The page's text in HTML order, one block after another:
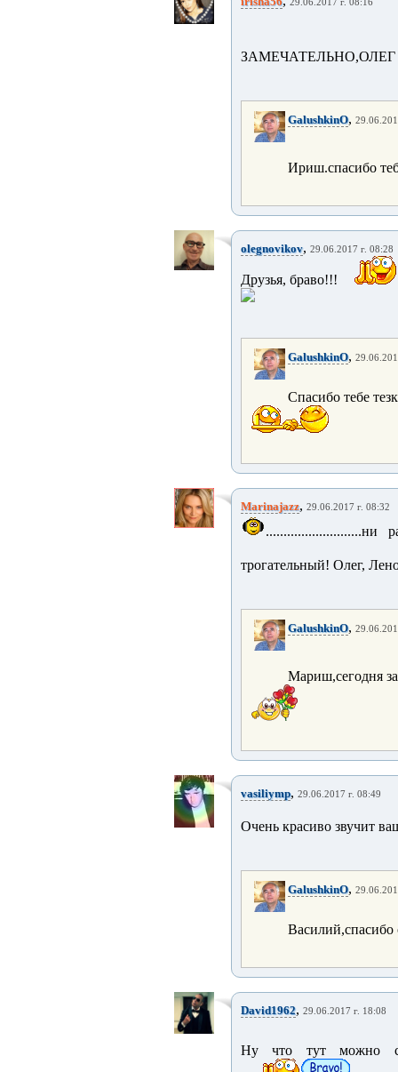
29.06.2017 г. 08:16
GalushkinO,
Ириш.спасибо
olegnovikov, 29.06.2017 г. 08:28
Друзья, браво!!!
GalushkinO,
Спасибо тебе
Marinajazz, 29.06.2017 г. 08:32
трогательный! Олег,
GalushkinO,
Мариш,сегодня
vasiliymp, 29.06.2017 г. 08:49
Очень красиво звучит
GalushkinO,
David1962, 29.06.2017 г. 18:08
Ну что тут можно